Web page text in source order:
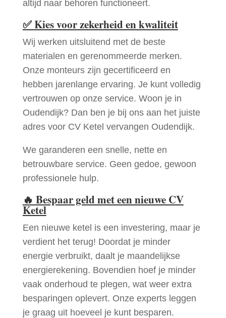
altijd naar behoren functioneert.
✅Kies voor zekerheid en kwaliteit
Wij werken uitsluitend met de beste
materialen en gerenommeerde merken.
Onze monteurs zijn gecertificeerd en
hebben jarenlange ervaring. Je kunt volledig
vertrouwen op onze service. Woon je in
Oudendijk? Dan ben je bij ons aan het juiste
adres voor CV Ketel vervangen Oudendijk.
We garanderen een snelle, nette en
betrouwbare service. Geen gedoe, gewoon
professionele hulp.
🔥 Bespaar geld met een nieuwe CV
Ketel
Een nieuwe ketel is een investering, maar je
verdient het terug! Doordat je minder
energie verbruikt, daalt je maandelijkse
energierekening. Bovendien hoef je minder
vaak onderhoud te plegen, wat weer extra
besparingen oplevert. Onze experts leggen
je graag uit hoeveel je kunt besparen.